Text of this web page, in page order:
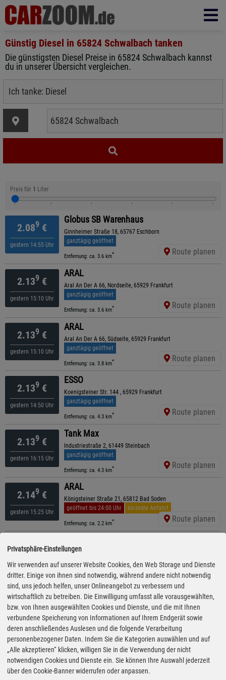
Günstig Diesel in 65824 Schwalbach tanken
Die günstigsten Diesel Preise in 65824 Schwalbach kannst
du in unserer Übersicht vergleichen.
Preis für 1 Liter
2.089 €
gestern 14:55 Uhr
Globus SB Warenhaus
Ginnheimer Straße 18, 65767 Eschborn
ganztägig geöffnet
Entfernung: ca. 3.6 km* Route planen
2.139 €
gestern 15:10 Uhr
ARAL
Aral An Der A 66, Nordseite, 65929 Frankfurt
ganztägig geöffnet
Entfernung: ca. 3.6 km* Route planen
2.139 €
gestern 15:10 Uhr
ARAL
Aral An Der A 66, Südseite, 65929 Frankfurt
ganztägig geöffnet
Entfernung: ca. 3.8 km* Route planen
2.139 €
gestern 14:50 Uhr
ESSO
Koenigsteiner Str. 144 , 65929 Frankfurt
ganztägig geöffnet
Entfernung: ca. 4.3 km* Route planen
2.139 €
gestern 16:15 Uhr
Tank Max
Industriestraße 2, 61449 Steinbach
ganztägig geöffnet
Entfernung: ca. 4.3 km* Route planen
2.149 €
gestern 15:25 Uhr
ARAL
Königsteiner Straße 21, 65812 Bad Soden
geöffnet bis 24:00 Uhr
kürzeste Anfahrt
Entfernung: ca. 2.2 km* Route planen
2.149€
gestern 15:15 Uhr
Koenigsteiner Str. 25 , 65812 Bad Soden
geöffnet bis 23:00 Uhr
Entfernung: ca. 2.2 km* Route planen
2.149€
gestern 16:25 Uhr
ESSO
Eschborner Str. 34 , 61449 Steinbach
geöffnet bis 22:00 Uhr
Entfernung: ca. 3.2 km * Route planen
2.159€
gestern 16:10 Uhr
ARAL
Sodener Straße 29, 61476 Kronberg
ganztägig geöffnet
Privatsphäre-Einstellungen
Wir verwenden auf unserer Website Cookies, den Web Storage und Dienste
dritter. Einige von ihnen sind notwendig, während andere nicht notwendig
sind, uns jedoch helfen, unser Onlineangebot zu verbessern und
wirtschaftlich zu betreiben. Die Einwilligung umfasst alle vorausgewählten,
bzw. von Ihnen ausgewählten Cookies und Dienste, und die mit Ihnen
verbundene Speicherung von Informationen auf Ihrem Endgerät sowie
deren anschließendes Auslesen und die folgende Verarbeitung
personenbezogener Daten. Indem Sie die Kategorien auswählen und auf
„Alle akzeptieren“ klicken, willigen Sie in die Verwendung der nicht
notwendigen Cookies und Dienste ein. Sie können Ihre Auswahl jederzeit
über den Cookie-Banner widerrufen oder anpassen.